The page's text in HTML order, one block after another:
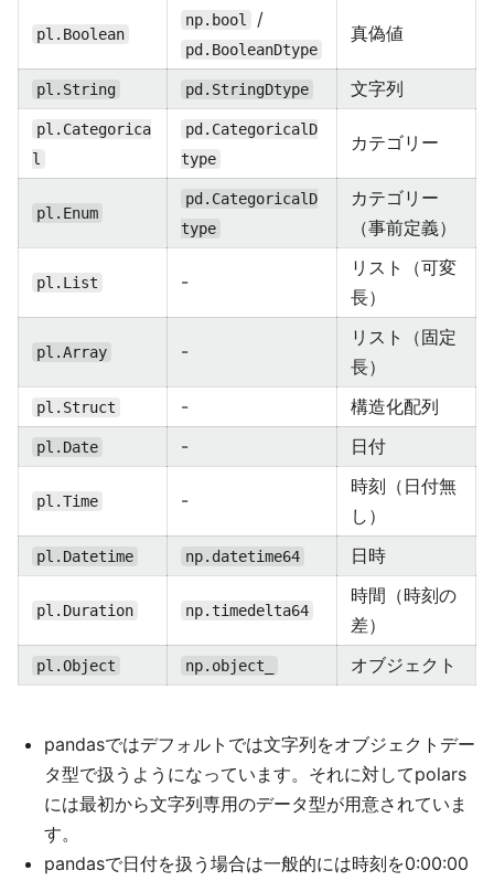
pl.Boolean
np.bool /
pd.BooleanDtype
真偽値
pl.String pd.StringDtype 文字列
pl.Categorica
l
pd.CategoricalD
type
カテゴリー
pl.Enum
pd.CategoricalD
type
カテゴリー
（事前定義）
pl.List -
リスト（可変
長）
pl.Array -
リスト（固定
長）
pl.Struct - 構造化配列
pl.Date - 日付
pl.Time -
時刻（日付無
し）
pl.Datetime np.datetime64 日時
pl.Duration np.timedelta64
時間（時刻の
差）
pl.Object np.object_ オブジェクト
pandasではデフォルトでは文字列をオブジェクトデー
タ型で扱うようになっています。それに対してpolars
には最初から文字列専用のデータ型が用意されていま
す。
pandasで日付を扱う場合は一般的には時刻を0:00:00